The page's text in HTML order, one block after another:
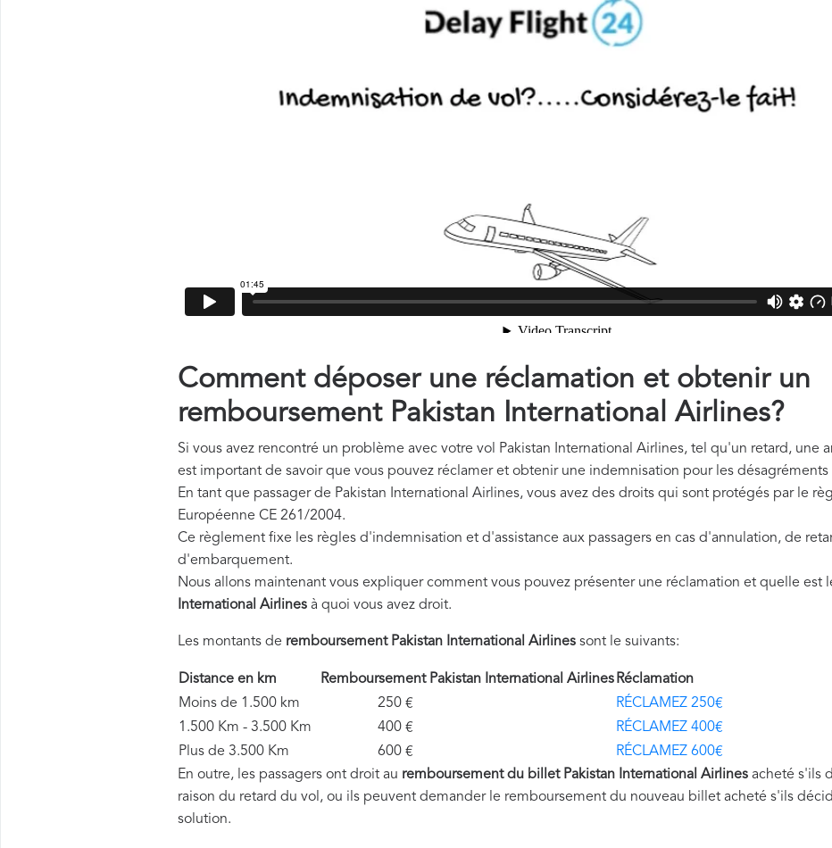
Comment déposer une réclamation et obtenir un
remboursement Pakistan International Airlines?
Si vous avez rencontré un problème avec votre vol Pakistan International Airlines, tel qu'un retard, une
est important de savoir que vous pouvez réclamer et obtenir une indemnisation pour les désagréments
En tant que passager de Pakistan International Airlines, vous avez des droits qui sont protégés par le
Européenne CE 261/2004.
Ce règlement fixe les règles d'indemnisation et d'assistance aux passagers en cas d'annulation, de
d'embarquement.
Nous allons maintenant vous expliquer comment vous pouvez présenter une réclamation et quelle est
International Airlines à quoi vous avez droit.
Les montants de remboursement Pakistan International Airlines sont le suivants:
Distance en km Remboursement Pakistan International Airlines Réclamation
Moins de 1.500 km
250 €
RÉCLAMEZ 250€
1.500 Km - 3.500 Km
400 €
RÉCLAMEZ 400€
Plus de 3.500 Km
600 €
RÉCLAMEZ 600€
En outre, les passagers ont droit au remboursement du billet Pakistan International Airlines acheté s'ils
raison du retard du vol, ou ils peuvent demander le remboursement du nouveau billet acheté s'ils
solution.